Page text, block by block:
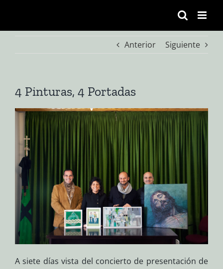
contenido
Anterior
Siguiente
4 Pinturas, 4 Portadas
A siete días vista del concierto de presentación de